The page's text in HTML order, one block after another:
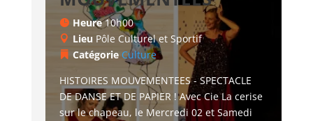
Heure10h00
Lieu Pôle Culturel et Sportif
Catégorie Culture
HISTOIRES MOUVEMENTEES - SPECTACLE
DE DANSE ET DE PAPIER ! Avec Cie La cerise
sur le chapeau, le Mercredi 02 et Samedi